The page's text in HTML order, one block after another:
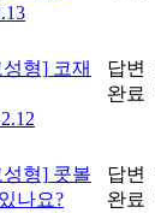
성형] 코재
답변
완료
성형] 콧볼
나요?
답변
완료